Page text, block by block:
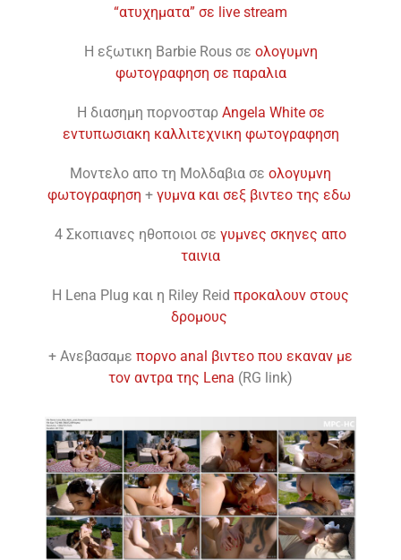
“ατυχηματα” σε live stream
H εξωτικη Barbie Rous σε ολογυμνη
φωτογραφηση σε παραλια
H διασημη πορνοσταρ Angela White σε
εντυπωσιακη καλλιτεχνικη φωτογραφηση
Moντελο απο τη Μολδαβια σε ολογυμνη
φωτογραφηση + γυμνα και σεξ βιντεο της εδω
4 Σκοπιανες ηθοποιοι σε γυμνες σκηνες απο
ταινια
H Lena Plug και η Riley Reid προκαλουν στους
δρομους
+ Ανεβασαμε πορνο anal βιντεο που εκαναν με
τον αντρα της Lena (RG link)